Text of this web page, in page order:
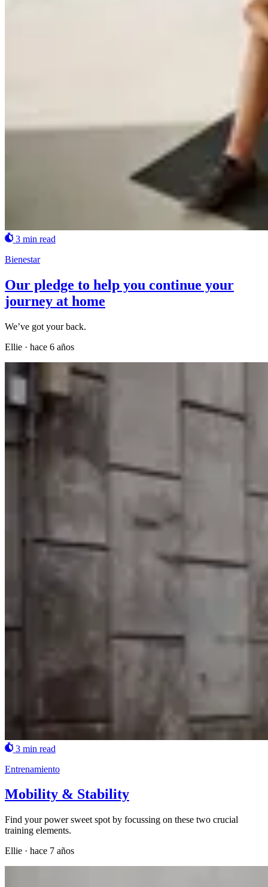
3 min read
Bienestar
Our pledge to help you continue your
journey at home
We’ve got your back.
Ellie · hace 6 años
3 min read
Entrenamiento
Mobility & Stability
Find your power sweet spot by focussing on these two crucial
training elements.
Ellie · hace 7 años